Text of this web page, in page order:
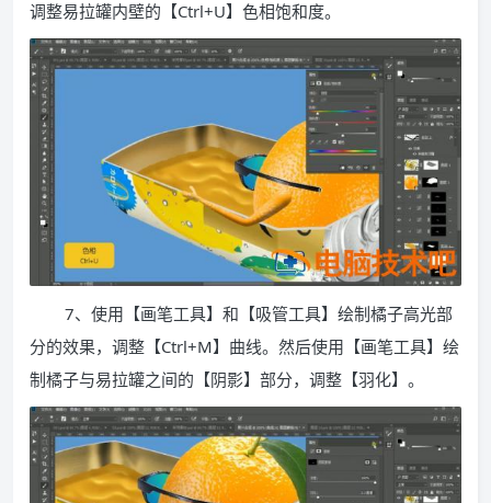
调整易拉罐内壁的【Ctrl+U】色相饱和度。
7、使用【画笔工具】和【吸管工具】绘制橘子高光部
分的效果，调整【Ctrl+M】曲线。然后使用【画笔工具】绘
制橘子与易拉罐之间的【阴影】部分，调整【羽化】。